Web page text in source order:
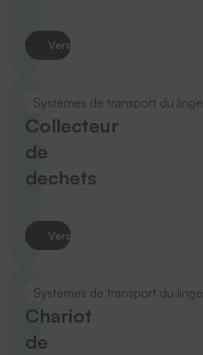
Vers le produit
Systèmes de transport du linge
Collecteur
de
dechets
Vers le produit
Systèmes de transport du linge
Chariot
de